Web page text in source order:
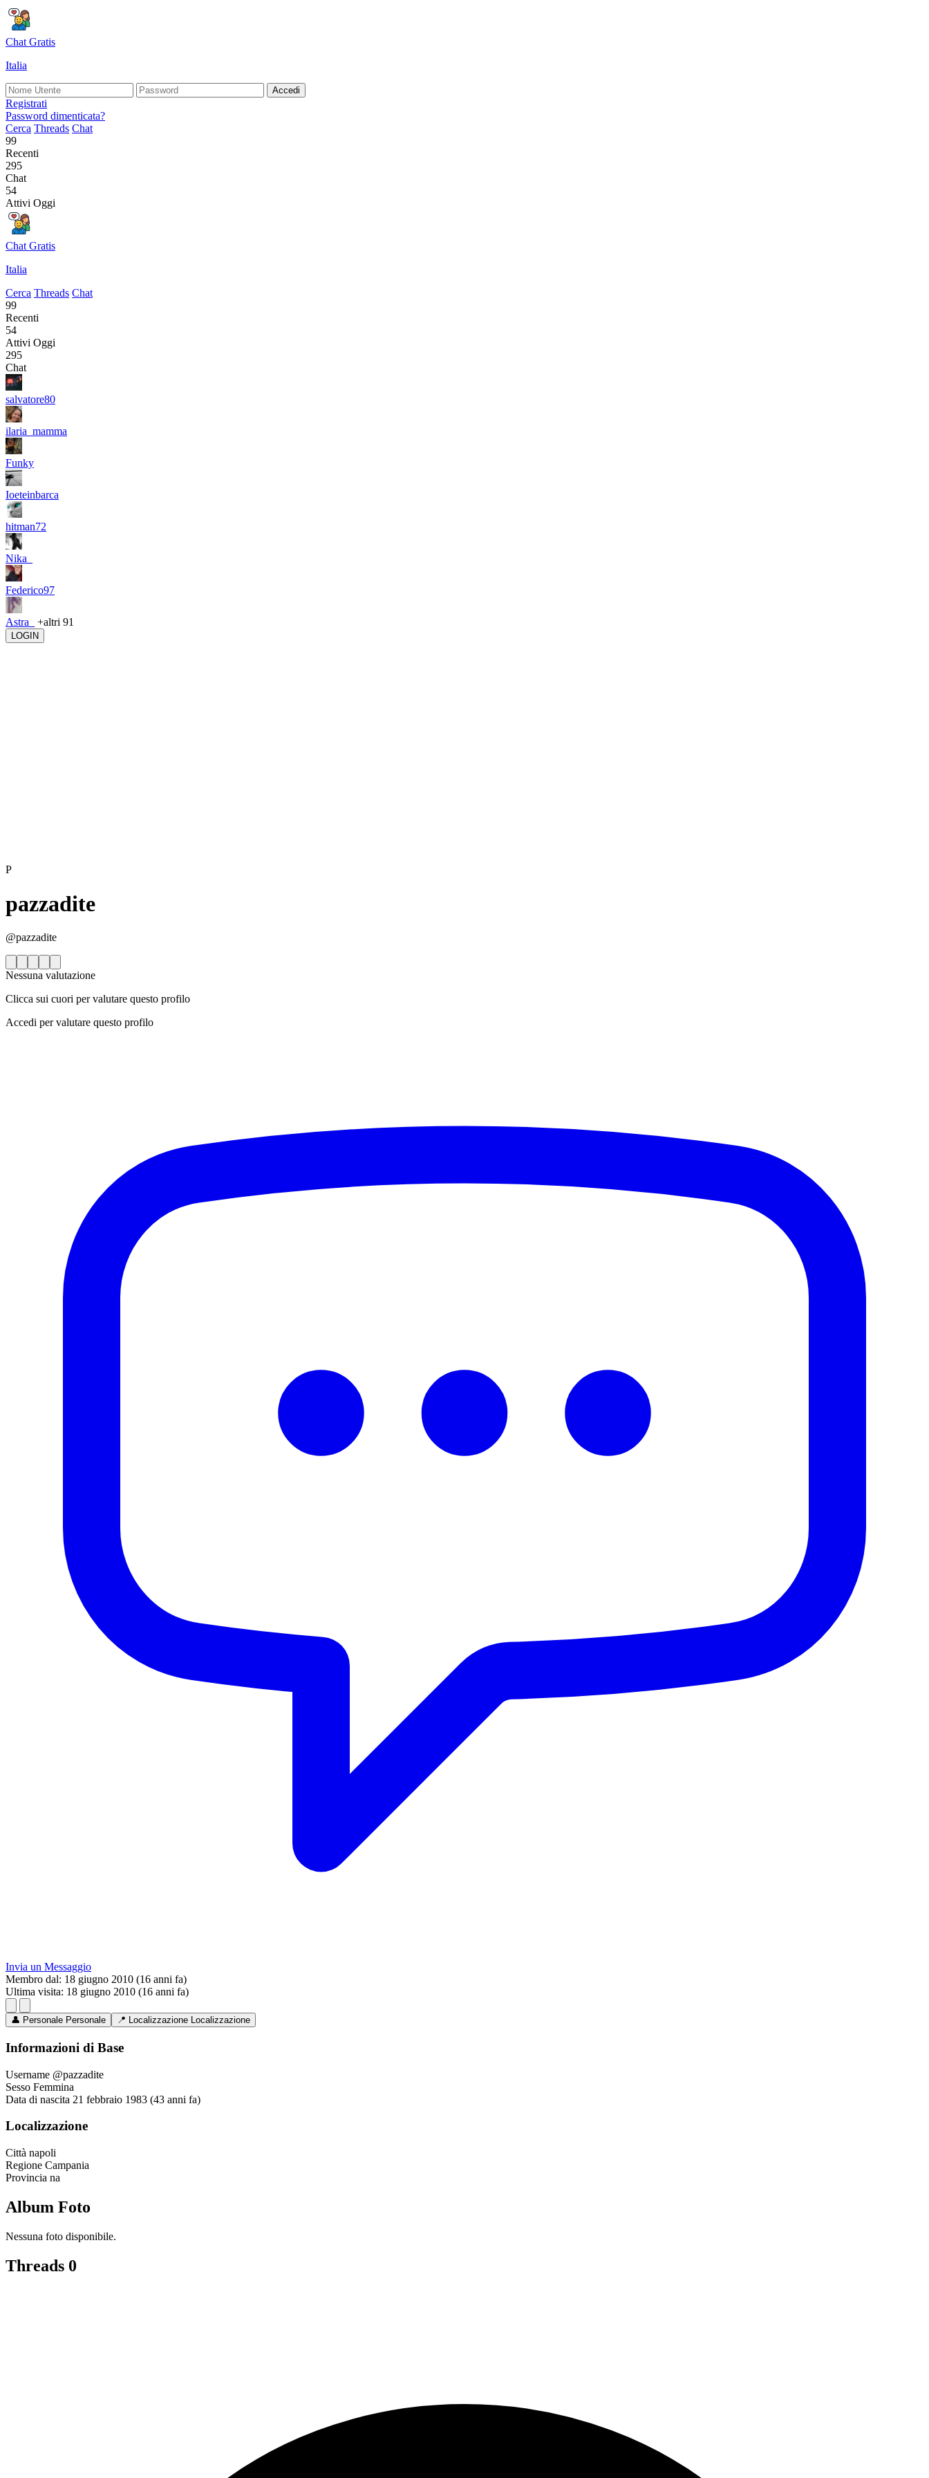
Chat Gratis
Italia
Accedi
Registrati
Password dimenticata?
Cerca Threads Chat
99
Recenti
295
Chat
54
Attivi Oggi
Chat Gratis
Italia
Cerca Threads Chat
99
Recenti
54
Attivi Oggi
295
Chat
salvatore80
ilaria_mamma
Funky
Ioeteinbarca
hitman72
Nika_
Federico97
Astra_ +altri 91
LOGIN
P
pazzadite
@pazzadite
Nessuna valutazione
Clicca sui cuori per valutare questo profilo
Accedi per valutare questo profilo
Invia un Messaggio
Membro dal: 18 giugno 2010 (16 anni fa)
Ultima visita: 18 giugno 2010 (16 anni fa)
👤 Personale Personale 📍 Localizzazione Localizzazione
Informazioni di Base
Username @pazzadite
Sesso Femmina
Data di nascita 21 febbraio 1983 (43 anni fa)
Localizzazione
Città napoli
Regione Campania
Provincia na
Album Foto
Nessuna foto disponibile.
Threads 0